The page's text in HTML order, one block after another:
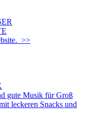
>>
gute Musik für Groß
leckeren Snacks und